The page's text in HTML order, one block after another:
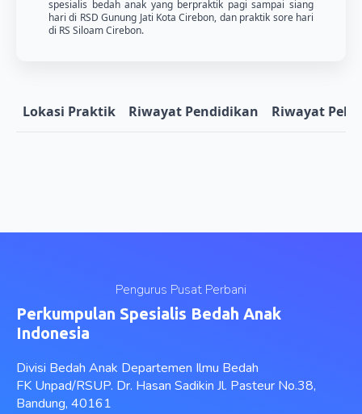
spesialis bedah anak yang berpraktik pagi sampai siang
hari di RSD Gunung Jati Kota Cirebon, dan praktik sore hari
di RS Siloam Cirebon.
Lokasi Praktik Riwayat Pendidikan Riwayat
Pengurus Pusat Perbani
Perkumpulan Spesialis Bedah Anak
Indonesia
Divisi Bedah Anak Departemen Ilmu Bedah
FK Unpad/RSUP. Dr. Hasan Sadikin Jl. Pasteur No.38,
Bandung, 40161